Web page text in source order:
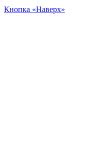
Кнопка «Наверх»